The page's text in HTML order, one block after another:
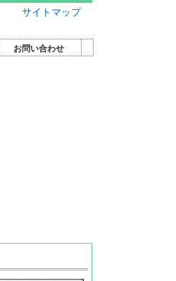
サイトマップ
お問い合わせ